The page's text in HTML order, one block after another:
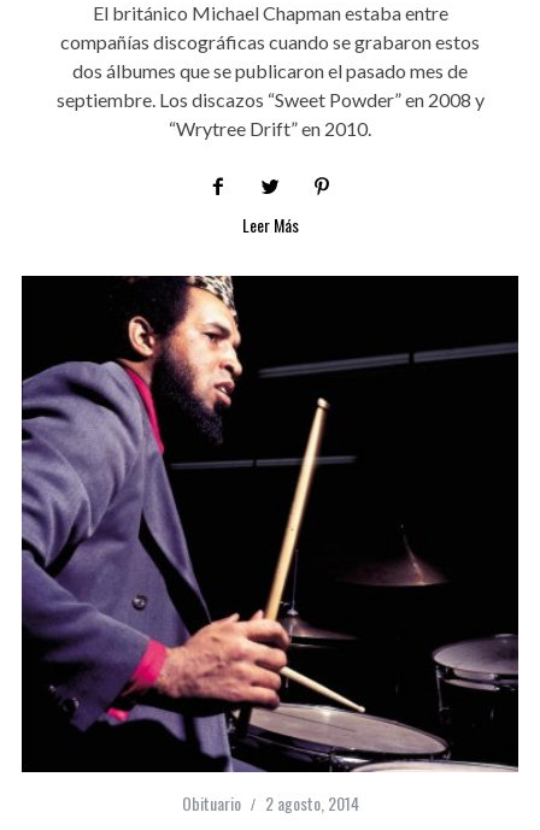
El británico Michael Chapman estaba entre
compañías discográficas cuando se grabaron estos
dos álbumes que se publicaron el pasado mes de
septiembre. Los discazos “Sweet Powder” en 2008 y
“Wrytree Drift” en 2010.
Leer Más
Obituario 2 agosto, 2014